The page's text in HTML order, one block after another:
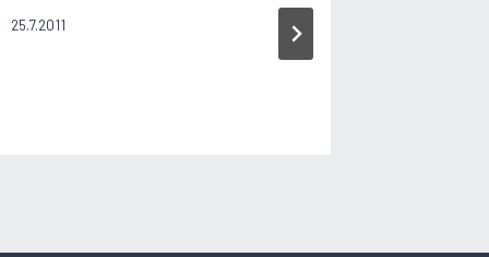
25.7.2011